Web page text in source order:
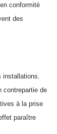
conformité
des
contrepartie de
à la prise
paraître